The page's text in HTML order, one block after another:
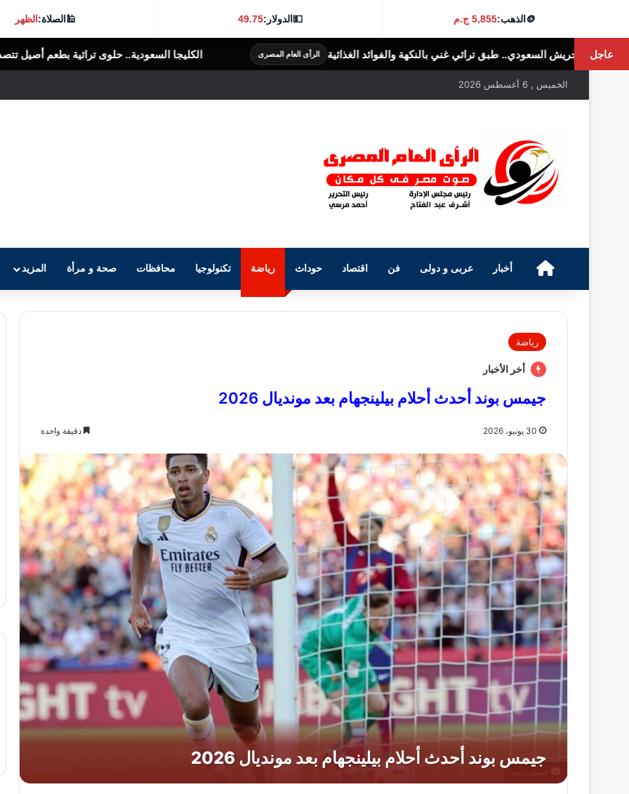
🪙الذهب:5,855 ج.م 💵الدولار:49.75
🕌الصلاة:الظهر
عاجل
طبق تراثي غني بالنكهة والفوائد الغذائية الرأى العام المصرى الكليجا السعودية.. حلوى تراثية بطعم أصيل تتصدر موائد الضيافة الرأى
الخميس , 6 أغسطس 2026
الرئيسيةأخبار عربى و دولى فن اقتصاد حوداث رياضة تكنولوجيا محافظات صحة و مرأة المزيد
رياضة
أخر الأخبار
جيمس بوند أحدث أحلام بيلينجهام بعد مونديال 2026
30 يونيو، 2026 دقيقة واحدة